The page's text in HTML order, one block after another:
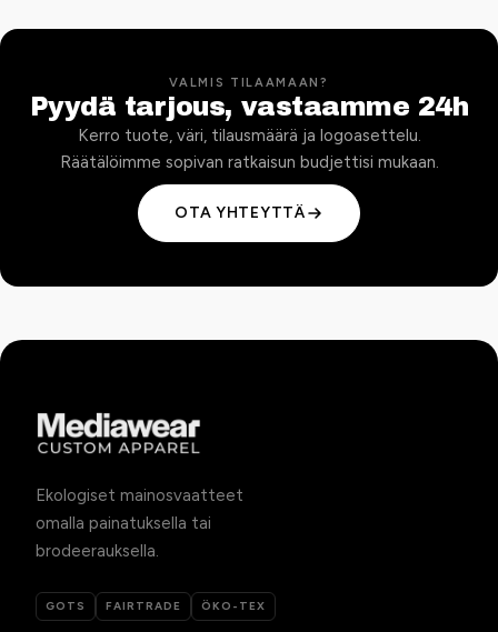
VALMIS TILAAMAAN?
Pyydä tarjous, vastaamme 24h
Kerro tuote, väri, tilausmäärä ja logoasettelu.
Räätälöimme sopivan ratkaisun budjettisi mukaan.
OTA YHTEYTTÄ
Ekologiset mainosvaatteet
omalla painatuksella tai
brodeerauksella.
GOTS FAIRTRADE ÖKO-TEX